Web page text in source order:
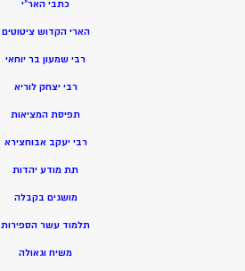
כתבי האר”י
הארי הקדוש ציטוטים
רבי שמעון בר יוחאי
רבי יצחק לוריא
תפיסת המציאות
רבי יעקב אבוחצירא
תת מודע יהדות
מושגים בקבלה
תלמוד עשר הספירות
משיח וגאולה